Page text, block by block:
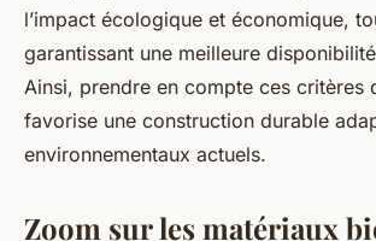
l’impact écologique et économique,
garantissant une meilleure
Ainsi, prendre en compte ces critères
favorise une construction durable
environnementaux actuels.
Zoom sur les matériaux